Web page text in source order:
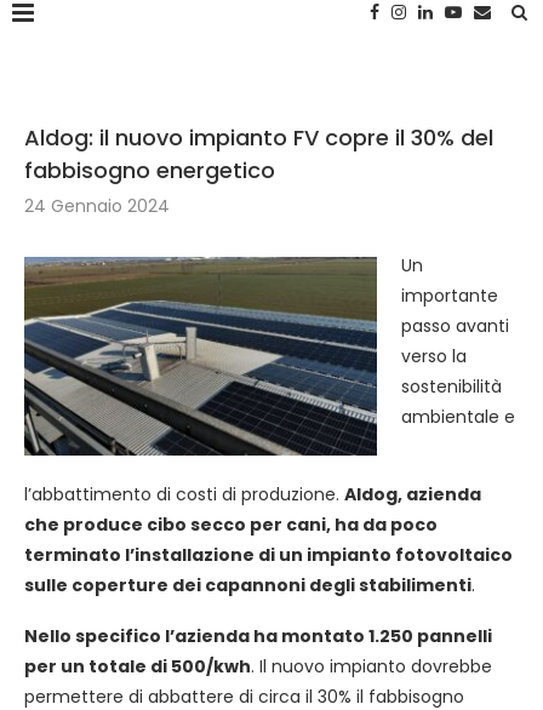
Aldog: il nuovo impianto FV copre il 30% del
fabbisogno energetico
24 Gennaio 2024
Un
importante
passo avanti
verso la
sostenibilità
ambientale e
l’abbattimento di costi di produzione. Aldog, azienda
che produce cibo secco per cani, ha da poco
terminato l’installazione di un impianto fotovoltaico
sulle coperture dei capannoni degli stabilimenti.
Nello specifico l’azienda ha montato 1.250 pannelli
per un totale di 500/kwh. Il nuovo impianto dovrebbe
permettere di abbattere di circa il 30% il fabbisogno